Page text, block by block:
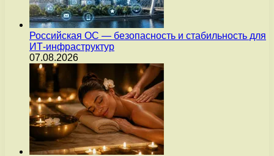
Российская ОС — безопасность и стабильность для
ИТ-инфраструктур
07.08.2026